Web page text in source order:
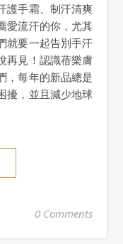
愛流汗的你，尤其
就要一起告別手汗
再見！認識蓓樂膚
，每年的新品總是
擾，並且減少地球
0 Comments